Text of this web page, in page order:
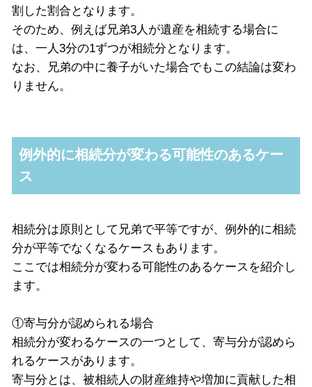
割した割合となります。
そのため、例えば兄弟3人が遺産を相続する場合に
は、一人3分の1ずつが相続分となります。
なお、兄弟の中に養子がいた場合でもこの結論は変わ
りません。
例外的に相続分が変わる可能性のあるケー
ス
相続分は原則として兄弟で平等ですが、例外的に相続
分が平等でなくなるケースもあります。
ここでは相続分が変わる可能性のあるケースを紹介し
ます。
①寄与分が認められる場合
相続分が変わるケースの一つとして、寄与分が認めら
れるケースがあります。
寄与分とは、被相続人の財産維持や増加に貢献した相